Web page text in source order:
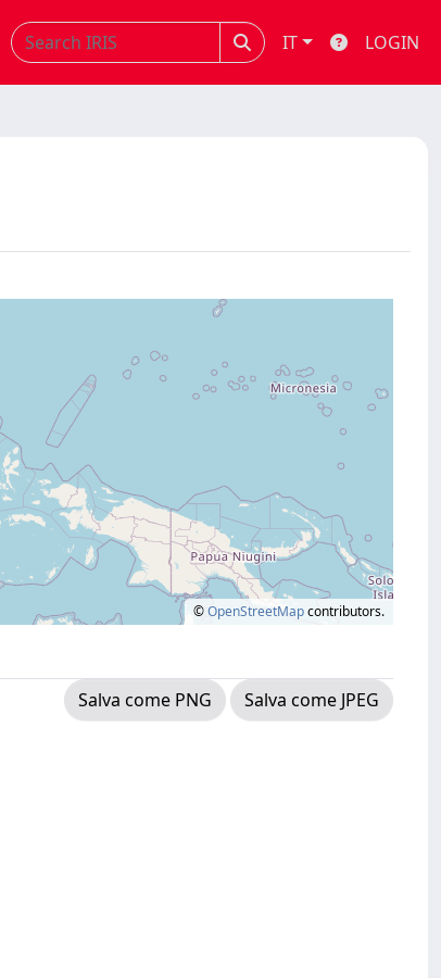
IT LOGIN
©OpenStreetMapcontributors.
Salva come PNG
Salva come JPEG